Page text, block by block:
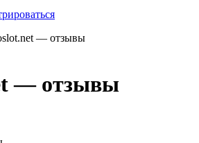
— отзывы
— отзывы